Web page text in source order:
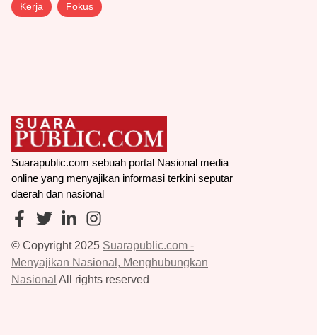
Kerja Fokus
Suarapublic.com sebuah portal Nasional media
online yang menyajikan informasi terkini seputar
daerah dan nasional
© Copyright 2025 Suarapublic.com -
Menyajikan Nasional, Menghubungkan
Nasional All rights reserved